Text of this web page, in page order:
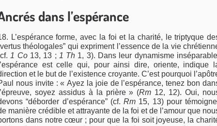
dans l’espérance
L’espérance forme, avec la foi et la charité, le triptyque
théologales” qui expriment l’essence de la vie
1 Co13, 13 ; 1 Th 1, 3). Dans leur dynamisme
est celle qui, pour ainsi dire, oriente, indique
et le but de l’existence croyante. C’est pourquoi
nous invite : « Ayez la joie de l’espérance, tenez bon
soyez assidus à la prière » (Rm 12, 12). Oui,
“déborder d’espérance” (cf. Rm 15, 13) pour
manière crédible et attrayante de la foi et de l’amour que
dans notre cœur ; pour que la foi soit joyeuse, la